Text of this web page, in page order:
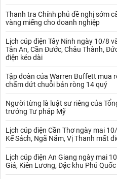
Thanh tra Chính phủ đề nghị sớm
vàng miếng cho doanh nghiệp
Lịch cúp điện Tây Ninh ngày 10/8
Tân An, Cần Đước, Châu Thành,
điện kéo dài
Tập đoàn của Warren Buffett mua
chấm dứt chuỗi bán ròng 14 quý
Người từng là luật sư riêng của
trưởng Tư pháp Mỹ
Lịch cúp điện Cần Thơ ngày mai
Kế Sách, Ngã Năm, Vị Thanh mất
Lịch cúp điện An Giang ngày mai
Giá, Kiên Lương, Đặc khu Phú